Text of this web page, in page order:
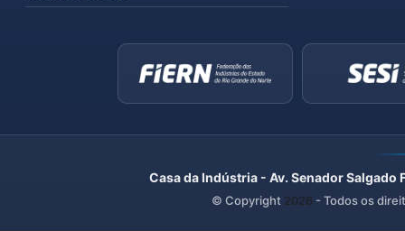
Casa da Indústria - Av. Senador
© Copyright 2026 - Todos os